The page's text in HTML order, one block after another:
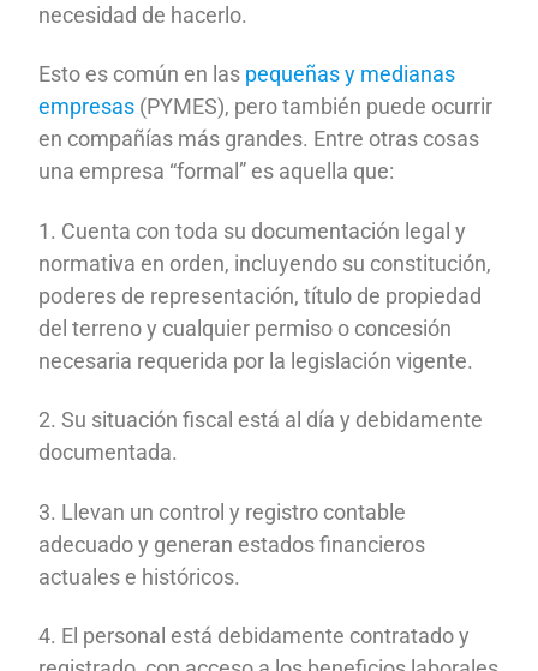
necesidad de hacerlo.
Esto es común en las pequeñas y medianas
empresas (PYMES), pero también puede ocurrir
en compañías más grandes. Entre otras cosas
una empresa “formal” es aquella que:
1. Cuenta con toda su documentación legal y
normativa en orden, incluyendo su constitución,
poderes de representación, título de propiedad
del terreno y cualquier permiso o concesión
necesaria requerida por la legislación vigente.
2. Su situación fiscal está al día y debidamente
documentada.
3. Llevan un control y registro contable
adecuado y generan estados financieros
actuales e históricos.
4. El personal está debidamente contratado y